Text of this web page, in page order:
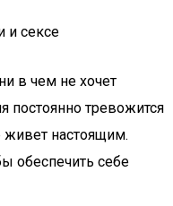
и сексе
в чем не хочет
постоянно тревожится
живет настоящим.
обеспечить себе